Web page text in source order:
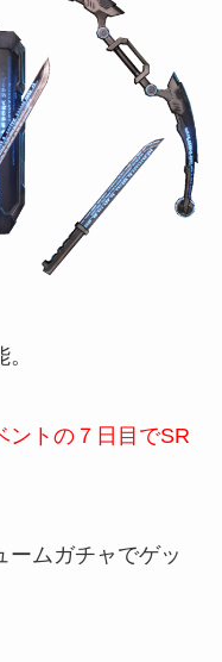
ントの７日目でSR
ームガチャでゲッ